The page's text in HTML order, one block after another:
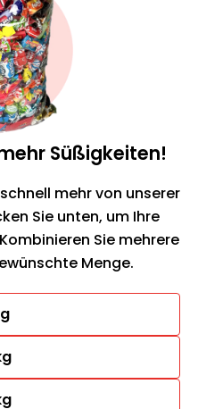
Süßigkeiten!
mehr von unserer
Sie unten, um Ihre
Sie mehrere
Menge.